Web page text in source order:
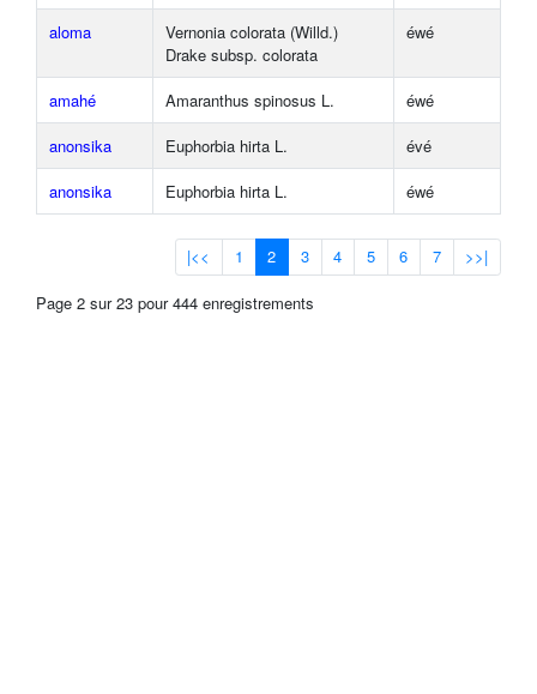
aloma
Vernonia colorata (Willd.)
Drake subsp. colorata
éwé
amahé Amaranthus spinosus L.
éwé
anonsika
Euphorbia hirta L.
évé
anonsika
Euphorbia hirta L. éwé
|<< 1 2 3 4 5 6 7 >>|
Page 2 sur 23 pour 444 enregistrements